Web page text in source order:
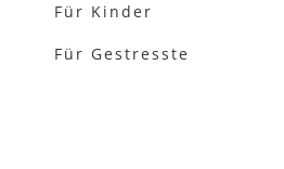
Für Kinder
Für Gestresste